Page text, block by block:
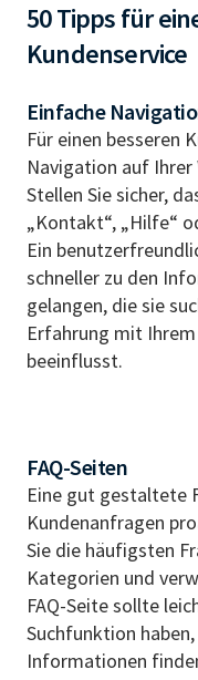
50 Tipps für
Kundenservice
Einfache
Für einen besseren
Navigation auf Ihrer
Stellen Sie sicher,
„Kontakt“, „Hilfe“
Ein
schneller zu den
gelangen, die sie
Erfahrung mit
beeinflusst.
FAQ-Seiten
Eine gut gestaltete
Kundenanfragen
Sie die häufigsten
Kategorien und
FAQ-Seite sollte
Suchfunktion
Informationen